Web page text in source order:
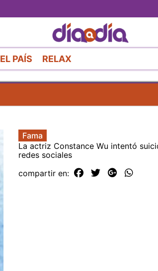
al
contenido
principal
EL PAÍS RELAX
Fama
La actriz Constance Wu intentó
redes sociales
compartir en: